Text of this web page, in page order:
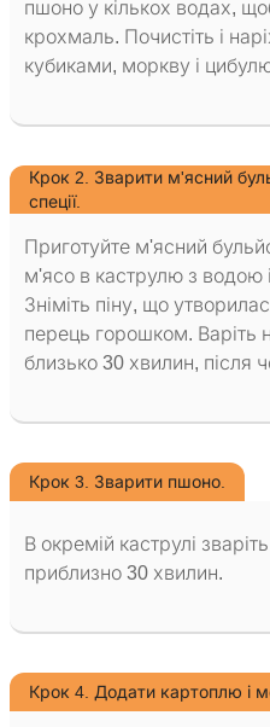
пшоно у кількох водах,
крохмаль. Почистіть і
кубиками, моркву і
Крок 2. Зварити м'ясний
спеції.
Приготуйте м'ясний
м'ясо в каструлю з водою
Зніміть піну, що
перець горошком. Варіть
близько 30 хвилин, після
Крок 3. Зварити пшоно.
В окремій каструлі
приблизно 30 хвилин.
Крок 4. Додати картоплю і